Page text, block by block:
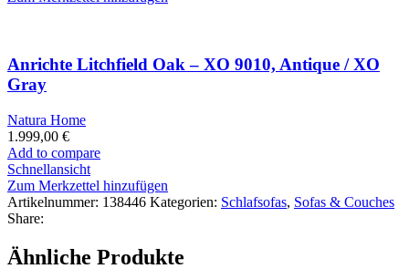
Anrichte Litchfield Oak – XO 9010, Antique / XO
Gray
Natura Home
1.999,00 €
Add to compare
Schnellansicht
Zum Merkzettel hinzufügen
Artikelnummer: 138446 Kategorien: Schlafsofas, Sofas & Couches
Share:
Ähnliche Produkte